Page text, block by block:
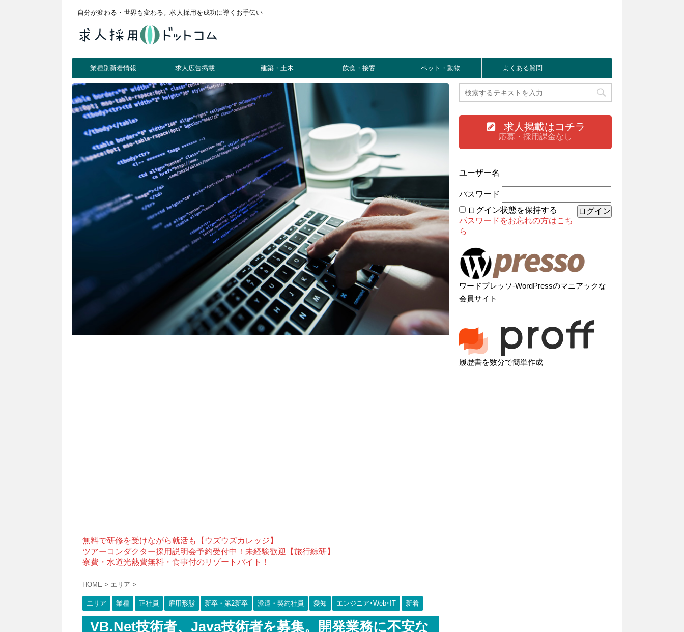
自分が変わる・世界も変わる。求人採用を成功に導くお手伝い
業種別新着情報 求人広告掲載 建築・土木 飲食・接客 ペット・動物 よくある質問
無料で研修を受けながら就活も【ウズウズカレッジ】
ツアーコンダクター採用説明会予約受付中！未経験歓迎【旅行綜研】
寮費・水道光熱費無料・食事付のリゾートバイト！
HOME > エリア >
エリア 業種 正社員 雇用形態 新卒・第2新卒 派遣・契約社員 愛知 エンジニア･Web･IT 新着
VB.Net技術者、Java技術者を募集。開発業務に不安な
求人掲載はコチラ
応募・採用課金なし
ユーザー名
パスワード
ログイン状態を保持する
パスワードをお忘れの方はこち
ら
ワードプレッソ-WordPressのマニアックな
会員サイト
履歴書を数分で簡単作成